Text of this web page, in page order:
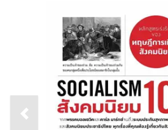
Previous slide